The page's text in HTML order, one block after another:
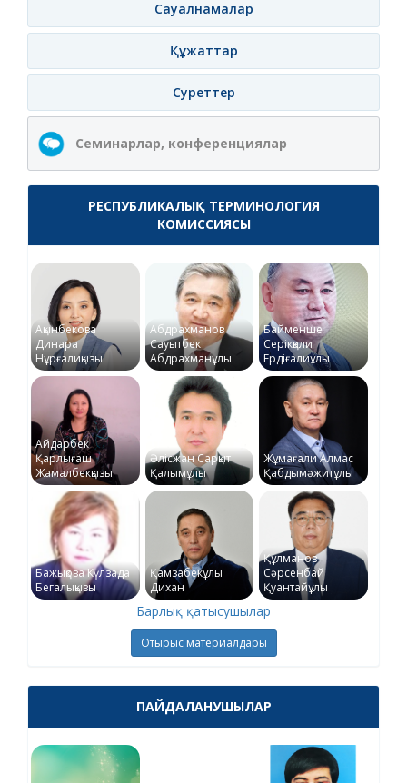
Сауалнамалар
Құжаттар
Суреттер
Семинарлар, конференциялар
РЕСПУБЛИКАЛЫҚ ТЕРМИНОЛОГИЯ
КОМИССИЯСЫ
Ақынбекова
Динара
Нұрғалиқызы
Абдрахманов
Сауытбек
Абдрахманұлы
Байменше
Серікқали
Ердіғалиұлы
Айдарбек
Қарлығаш
Жамалбекқызы
Әлісжан Сарқыт
Қалымұлы
Жұмағали Алмас
Қабдымәжитұлы
Бажықова Күлзада
Бегалықызы
Қамзабекұлы
Дихан
Құлманов
Сәрсенбай
Қуантайұлы
Барлық қатысушылар
Отырыс материалдары
ПАЙДАЛАНУШЫЛАР